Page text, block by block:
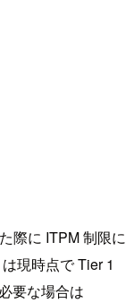
際に ITPM 制限に
現時点で Tier 1
要な場合は